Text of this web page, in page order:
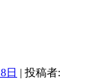
日 | 投稿者: